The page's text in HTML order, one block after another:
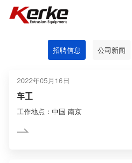
招聘信息 公司新闻
2022年05月16日
车工
工作地点：中国 南京